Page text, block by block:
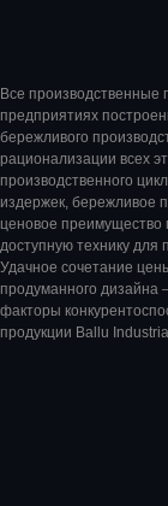
Все производственные
предприятиях
бережливого
рационализации всех
производственного
издержек, бережливое
ценовое преимущество
доступную технику для
Удачное сочетание
продуманного дизайна
факторы
продукции Ballu